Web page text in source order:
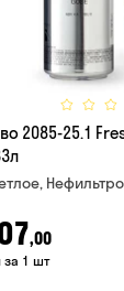
2085-25.1
,00
за 1 шт